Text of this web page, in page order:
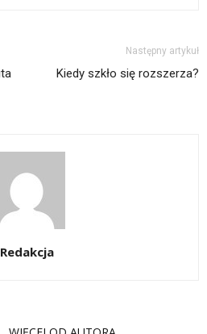
Następny artykuł
Kiedy szkło się rozszerza?
Redakcja